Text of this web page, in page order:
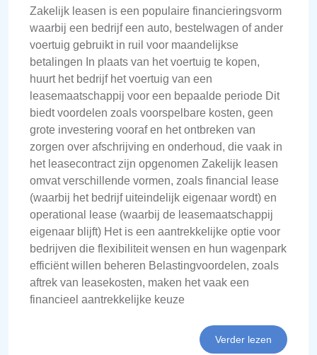
Zakelijk leasen is een populaire financieringsvorm
waarbij een bedrijf een auto, bestelwagen of ander
voertuig gebruikt in ruil voor maandelijkse
betalingen In plaats van het voertuig te kopen,
huurt het bedrijf het voertuig van een
leasemaatschappij voor een bepaalde periode Dit
biedt voordelen zoals voorspelbare kosten, geen
grote investering vooraf en het ontbreken van
zorgen over afschrijving en onderhoud, die vaak in
het leasecontract zijn opgenomen Zakelijk leasen
omvat verschillende vormen, zoals financial lease
(waarbij het bedrijf uiteindelijk eigenaar wordt) en
operational lease (waarbij de leasemaatschappij
eigenaar blijft) Het is een aantrekkelijke optie voor
bedrijven die flexibiliteit wensen en hun wagenpark
efficiënt willen beheren Belastingvoordelen, zoals
aftrek van leasekosten, maken het vaak een
financieel aantrekkelijke keuze
Verder lezen